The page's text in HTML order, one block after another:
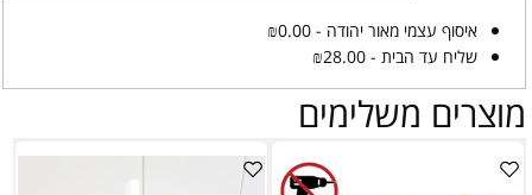
איסוף עצמי מאור יהודה - ₪0.00
שליח עד הבית - ₪28.00
מוצרים משלימים